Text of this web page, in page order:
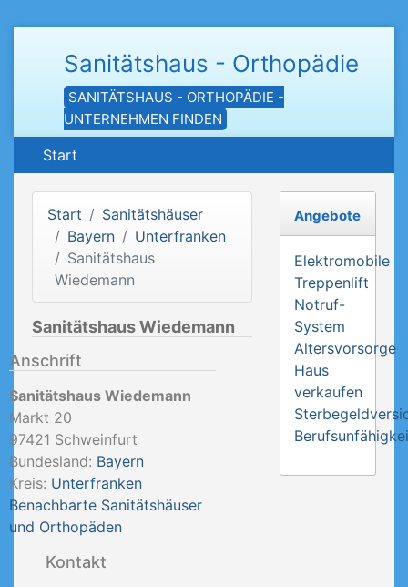
Sanitätshaus - Orthopädie
SANITÄTSHAUS - ORTHOPÄDIE -
UNTERNEHMEN FINDEN
Start
Start
Sanitätshäuser
Bayern
Unterfranken
Sanitätshaus
Wiedemann
Sanitätshaus Wiedemann
Anschrift
Sanitätshaus Wiedemann
Markt 20
97421 Schweinfurt
Bundesland: Bayern
Kreis: Unterfranken
Benachbarte Sanitätshäuser
und Orthopäden
Kontakt
Angebote
Elektromobile
Treppenlift
Notruf-
System
Altersvorsorge
Haus
verkaufen